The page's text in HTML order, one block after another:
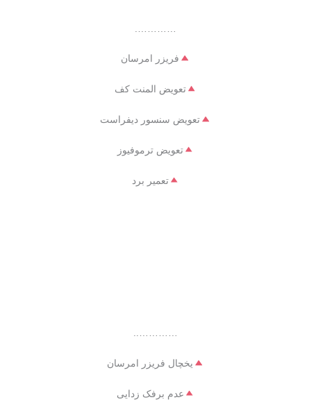
فریزر امرسان
تعویض المنت کف
تعویض سنسور دیفراست
تعویض ترموفیوز
تعمیر برد
…………..
یخچال فریزر امرسان
عدم برفک زدایی